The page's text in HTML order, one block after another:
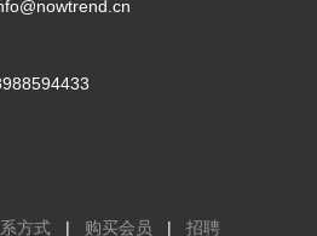
方式 | 购买会员 |
招聘